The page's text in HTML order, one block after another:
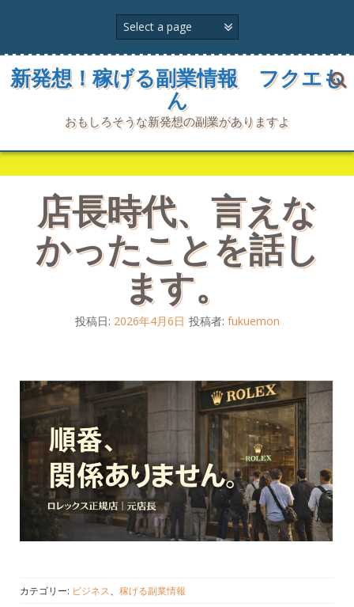
ン
プ
新発想！稼げる副業情報 フクエも
ん
おもしろそうな新発想の副業がありますよ
店長時代、言えな
かったことを話し
ます。
投稿日: 2026年4月6日 投稿者: fukuemon
カテゴリー: ビジネス、 稼げる副業情報